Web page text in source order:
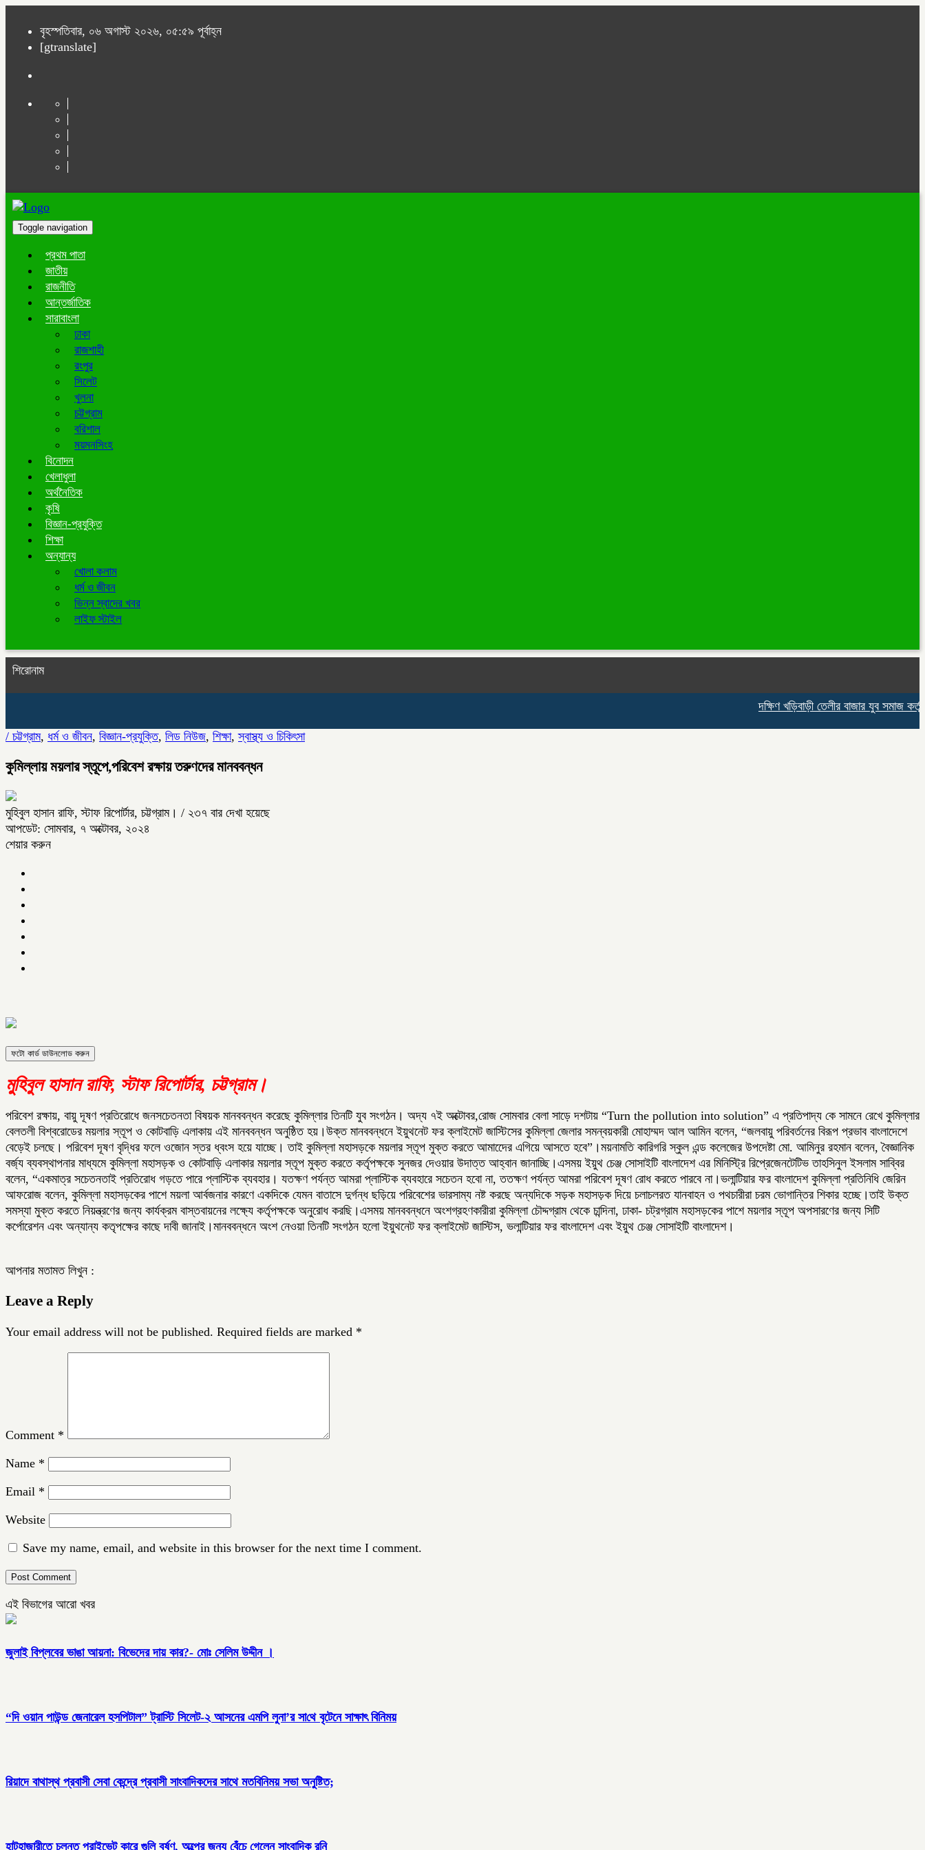
বৃহস্পতিবার, ০৬ অগাস্ট ২০২৬, ০৫:৫৯ পূর্বাহ্ন
[gtranslate]
Toggle navigation
প্রথম পাতা
জাতীয়
রাজনীতি
আন্তর্জাতিক
সারাবাংলা
ঢাকা
রাজশাহী
রংপুর
সিলেট
খুলনা
চট্টগ্রাম
বরিশাল
ময়মনসিংহ
বিনোদন
খেলাধুলা
অর্থনৈতিক
কৃষি
বিজ্ঞান-প্রযুক্তি
শিক্ষা
অন্যান্য
খোলা কলাম
ধর্ম ও জীবন
ভিন্ন স্বাদের খবর
লাইফ স্টাইল
শিরোনাম
দক্ষিণ খড়িবাড়ী তেলীর বাজার যুব সমাজ কর্তৃক
/ চট্টগ্রাম, ধর্ম ও জীবন, বিজ্ঞান-প্রযুক্তি, লিড নিউজ, শিক্ষা,স্বাস্থ্য ও চিকিৎসা
কুমিল্লায় ময়লার স্তূপে,পরিবেশ রক্ষায় তরুণদের মানববন্ধন
মুহিবুল হাসান রাফি, স্টাফ রিপোর্টার, চট্টগ্রাম। / ২৩৭ বার দেখা হয়েছে
আপডেট: সোমবার, ৭ অক্টোবর, ২০২৪
শেয়ার করুন
ফটো কার্ড ডাউনলোড করুন
মুহিবুল হাসান রাফি, স্টাফ রিপোর্টার, চট্টগ্রাম।
পরিবেশ রক্ষায়, বায়ু দূষণ প্রতিরোধে জনসচেতনতা বিষয়ক মানববন্ধন করেছে কুমিল্লার তিনটি যুব সংগঠন। অদ্য ৭ই অক্টোবর,রোজ সোমবার বেলা সাড়ে দশটায় “Turn the pollution into solution” এ প্রতিপাদ্য কে সামনে রেখে কুমিল্লার
বেলতলী বিশ্বরোডের ময়লার স্তূপ ও কোটবাড়ি এলাকায় এই মানববন্ধন অনুষ্ঠিত হয়।উক্ত মানববন্ধনে ইয়ুথনেট ফর ক্লাইমেট জাস্টিসের কুমিল্লা জেলার সমন্বয়কারী মোহাম্মদ আল আমিন বলেন, “জলবায়ু পরিবর্তনের বিরূপ প্রভাব বাংলাদেশে
বেড়েই চলছে। পরিবেশ দূষণ বৃদ্ধির ফলে ওজোন স্তর ধ্বংস হয়ে যাচ্ছে। তাই কুমিল্লা মহাসড়কে ময়লার স্তূপ মুক্ত করতে আমাদেের এগিয়ে আসতে হবে”।ময়নামতি কারিগরি স্কুল এন্ড কলেজের উপদেষ্টা মো. আমিনুর রহমান বলেন, বৈজ্ঞানিক
বর্জ্য ব্যবস্থাপনার মাধ্যমে কুমিল্লা মহাসড়ক ও কোটবাড়ি এলাকার ময়লার স্তূপ মুক্ত করতে কর্তৃপক্ষকে সুনজর দেওয়ার উদাত্ত আহ্বান জানাচ্ছি।এসময় ইয়ুথ চেঞ্জ সোসাইটি বাংলাদেশ এর মিনিস্ট্রি রিপ্রেজেনটেটিভ তাহসিনুল ইসলাম সাব্বির
বলেন, “একমাত্র সচেতনতাই প্রতিরোধ গড়তে পারে প্লাস্টিক ব্যবহার। যতক্ষণ পর্যন্ত আমরা প্লাস্টিক ব্যবহারে সচেতন হবো না, ততক্ষণ পর্যন্ত আমরা পরিবেশ দূষণ রোধ করতে পারবে না।ভলান্টিয়ার ফর বাংলাদেশ কুমিল্লা প্রতিনিধি জেরিন
আফরোজ বলেন, কুমিল্লা মহাসড়কের পাশে ময়লা আর্বজনার কারণে একদিকে যেমন বাতাসে দুর্গন্ধ ছড়িয়ে পরিবেশের ভারসাম্য নষ্ট করছে অন্যদিকে সড়ক মহাসড়ক দিয়ে চলাচলরত যানবাহন ও পথচারীরা চরম ভোগান্তির শিকার হচ্ছে।তাই উক্ত
সমস্যা মুক্ত করতে নিয়ন্ত্রণের জন্য কার্যক্রম বাস্তবায়নের লক্ষ্যে কর্তৃপক্ষকে অনুরোধ করছি।এসময় মানববন্ধনে অংশগ্রহণকারীরা কুমিল্লা চৌদ্দগ্রাম থেকে চান্দিনা, ঢাকা- চট্রগ্রাম মহাসড়কের পাশে ময়লার স্তূপ অপসারণের জন্য সিটি
কর্পোরেশন এবং অন্যান্য কতৃপক্ষের কাছে দাবী জানাই।মানববন্ধনে অংশ নেওয়া তিনটি সংগঠন হলো ইয়ুথনেট ফর ক্লাইমেট জাস্টিস, ভলান্টিয়ার ফর বাংলাদেশ এবং ইয়ুথ চেঞ্জ সোসাইটি বাংলাদেশ।
আপনার মতামত লিখুন :
Leave a Reply
Your email address will not be published. Required fields are marked *
Comment *
Name *
Email *
Website
Save my name, email, and website in this browser for the next time I comment.
এই বিভাগের আরো খবর
জুলাই বিপ্লবের ভাঙা আয়না: বিভেদের দায় কার?- মোঃ সেলিম উদ্দীন ।
“দি ওয়ান পাউন্ড জেনারেল হসপিটাল” ট্রাস্টি সিলেট-২ আসনের এমপি লুনা’র সা‌থে বৃটেনে সাক্ষাৎ বিনিময়
রিয়াদে বাথাস্থ প্রবাসী সেবা কেন্দ্রে প্রবাসী সাংবাদিকদের সাথে মতবিনিময় সভা অনুষ্টিত;
হাটহাজারীতে চলন্ত প্রাইভেট কারে গুলি বর্ষণ, অল্পের জন্য বেঁচে গেলেন সাংবাদিক রনি